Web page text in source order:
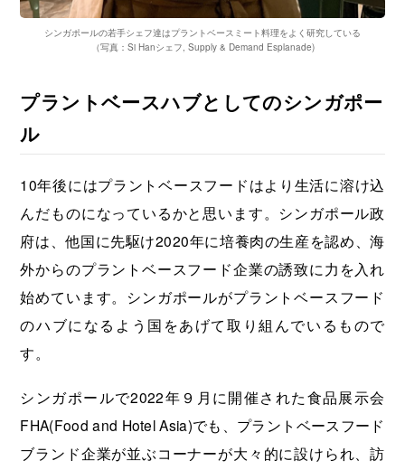
シンガポールの若手シェフ達はプラントベースミート料理をよく研究している
（写真：Si Hanシェフ, Supply & Demand Esplanade)
プラントベースハブとしてのシンガポー
ル
10年後にはプラントベースフードはより生活に溶け込
んだものになっているかと思います。シンガポール政
府は、他国に先駆け2020年に培養肉の生産を認め、海
外からのプラントベースフード企業の誘致に力を入れ
始めています。シンガポールがプラントベースフード
のハブになるよう国をあげて取り組んでいるもので
す。
シンガポールで2022年９月に開催された食品展示会
FHA(Food and Hotel Asia)でも、プラントベースフード
ブランド企業が並ぶコーナーが大々的に設けられ、訪